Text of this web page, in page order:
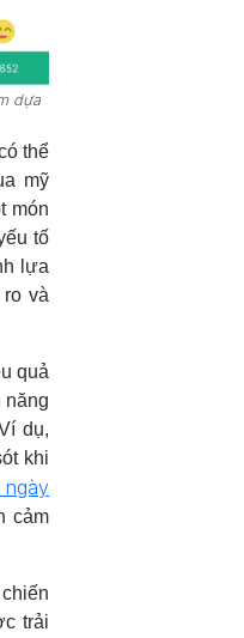
dựa
thể
mỹ
món
tố
lựa
và
quả
năng
dụ,
khi
ngày
cảm
trải